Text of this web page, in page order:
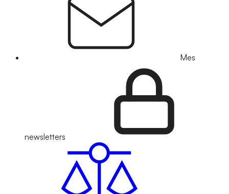
Mes
newsletters